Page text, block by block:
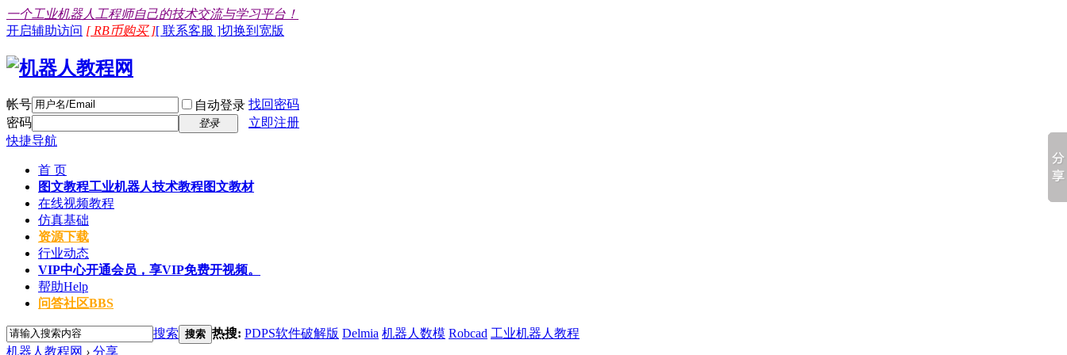
一个工业机器人工程师自己的技术交流与学习平台！
开启辅助访问 [ RB币购买 ][ 联系客服 ]切换到宽版
帐号 自动登录 找回密码
密码
登录
立即注册
快捷导航
首 页
图文教程工业机器人技术教程图文教材
在线视频教程
仿真基础
资源下载
行业动态
VIP中心开通会员，享VIP免费开视频。
帮助Help
问答社区BBS
搜索 搜索 热搜: PDPS软件破解版 Delmia 机器人数模 Robcad 工业机器人教程
机器人教程网 › 分享